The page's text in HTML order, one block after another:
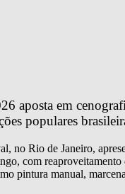
aposta em
populares
no Rio de Janeiro,
com reaproveitamento
pintura manual,